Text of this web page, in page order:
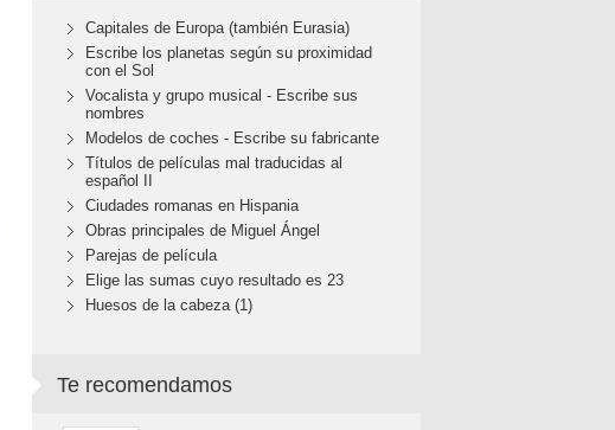
Capitales de Europa (también Eurasia)
Escribe los planetas según su proximidad
con el Sol
Vocalista y grupo musical - Escribe sus
nombres
Modelos de coches - Escribe su fabricante
Títulos de películas mal traducidas al
español II
Ciudades romanas en Hispania
Obras principales de Miguel Ángel
Parejas de película
Elige las sumas cuyo resultado es 23
Huesos de la cabeza (1)
Te recomendamos